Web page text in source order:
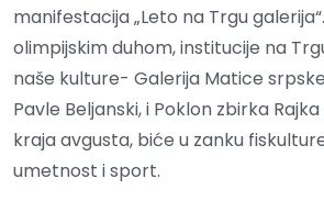
manifestacija „Leto na Trgu
olimpijskim duhom, institucije na
naše kulture- Galerija Matice
Pavle Beljanski, i Poklon zbirka
kraja avgusta, biće u zanku
umetnost i sport.